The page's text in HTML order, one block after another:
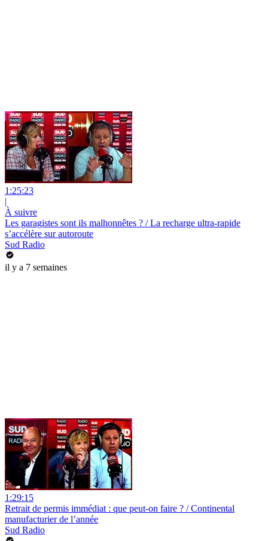
1:25:23
|
À suivre
Les garagistes sont ils malhonnêtes ? / La recharge ultra-rapide
s’accélère sur autoroute
Sud Radio
il y a 7 semaines
1:29:15
Retrait de permis immédiat : que peut-on faire ? / Continental
manufacturier de l’année
Sud Radio